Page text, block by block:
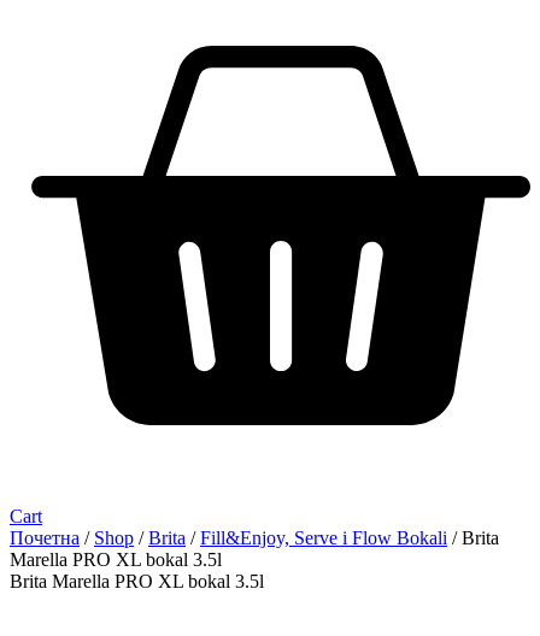
Cart
Почетна / Shop /Brita /Fill&Enjoy, Serve i Flow Bokali / Brita
Marella PRO XL bokal 3.5l
Brita Marella PRO XL bokal 3.5l